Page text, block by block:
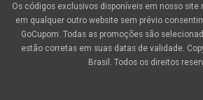
Os códigos exclusivos disponíveis em nosso site
em qualquer outro website sem prévio
GoCupom. Todas as promoções são
estão corretas em suas datas de validade.
Brasil. Todos os direitos